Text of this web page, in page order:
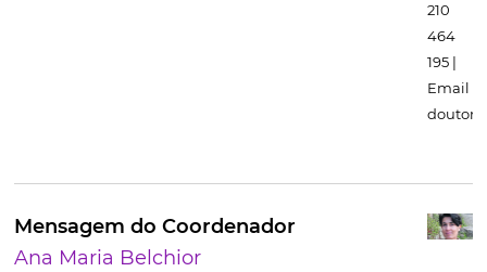
210
464
195 |
Email
Mensagem do Coordenador
Ana Maria Belchior